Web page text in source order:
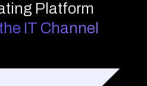
Platform
IT Channel